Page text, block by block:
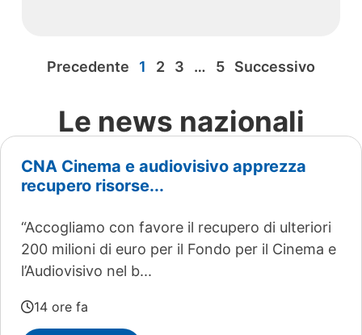
Precedente 1 2 3 … 5 Successivo
Le news nazionali
CNA Cinema e audiovisivo apprezza
recupero risorse...
“Accogliamo con favore il recupero di ulteriori
200 milioni di euro per il Fondo per il Cinema e
l’Audiovisivo nel b...
14 ore fa